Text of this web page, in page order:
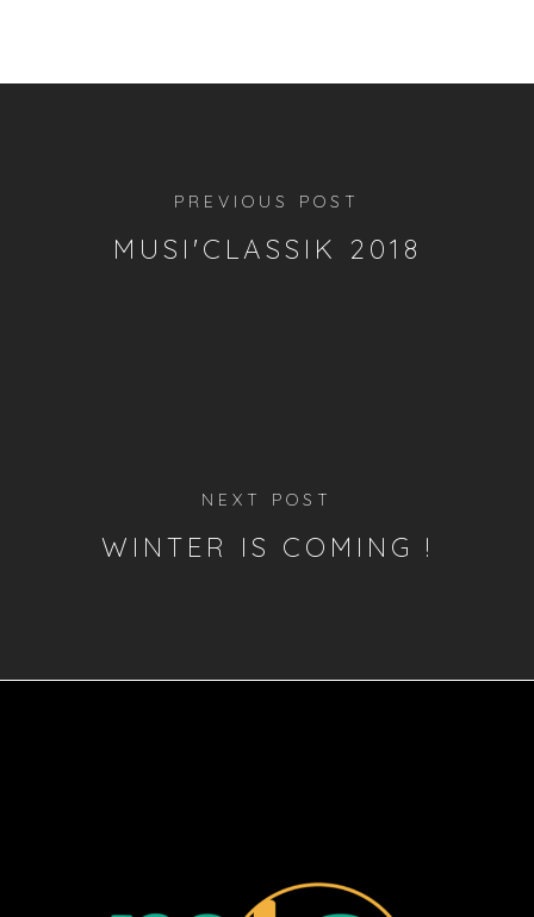
PREVIOUS POST
MUSI'CLASSIK 2018
NEXT POST
WINTER IS COMING !